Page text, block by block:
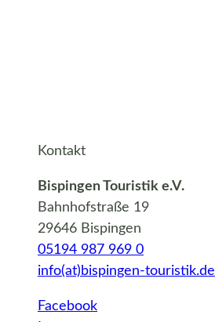
Kontakt
Bispingen Touristik e.V.
Bahnhofstraße 19
29646 Bispingen
05194 987 969 0
info(at)bispingen-touristik.de
Facebook